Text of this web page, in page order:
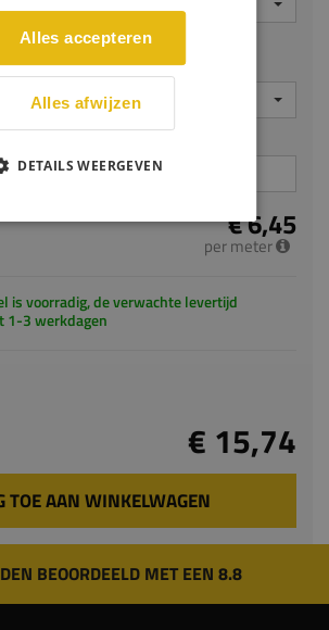
€ 6,45
per meter
is voorradig, de verwachte levertijd
1-3 werkdagen
€ 15,74
TOE AAN WINKELWAGEN
BEOORDEELD MET EEN 8.8
Alles accepteren
Alles afwijzen
DETAILS WEERGEVEN